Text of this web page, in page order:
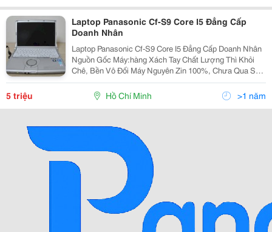
Laptop Panasonic Cf-S9 Core I5 Đẳng Cấp
Doanh Nhân
Laptop Panasonic Cf-S9 Core I5 Đẳng Cấp Doanh Nhân ​
Nguồn Gốc Máy:hàng Xách Tay Chất Lượng Thì Khỏi
Chê, Bền Vô Đối Máy Nguyên Zin 100%, Chưa Qua Sửa
Chữa, Hư Hỏng Hay Thay Thế Ngoại Hình Máy Còn
Good, 99.9% - Coi Máy Sẽ Ưng ( Gần Như Mới
5 triệu Hồ Chí Minh >1 năm